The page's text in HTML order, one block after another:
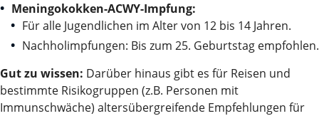
Meningokokken-ACWY-Impfung:
Für alle Jugendlichen im Alter von 12 bis 14 Jahren.
Nachholimpfungen: Bis zum 25. Geburtstag empfohlen.
Gut zu wissen: Darüber hinaus gibt es für Reisen und
bestimmte Risikogruppen (z.B. Personen mit
Immunschwäche) altersübergreifende Empfehlungen für